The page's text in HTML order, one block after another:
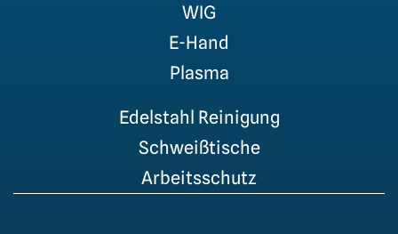
WIG
E-Hand
Plasma
Edelstahl Reinigung
Schweißtische
Arbeitsschutz